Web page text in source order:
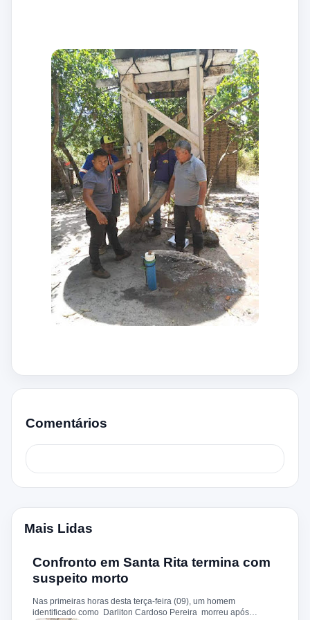
Comentários
Mais Lidas
Confronto em Santa Rita termina com
suspeito morto
Nas primeiras horas desta terça-feira (09), um homem
identificado como Darliton Cardoso Pereira morreu após